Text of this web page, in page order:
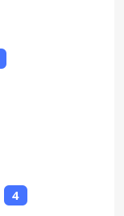
4